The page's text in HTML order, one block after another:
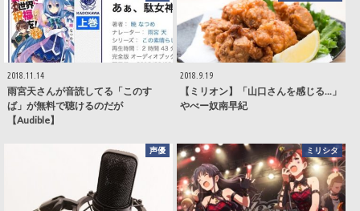
2018.11.14
雨宮天さんが音読してる「このす
ば」が無料で聴けるのだが
【Audible】
2018.9.19
【ミリオン】「山口さんを感じる...」
やべー奴南早紀
声優 ミリシタ